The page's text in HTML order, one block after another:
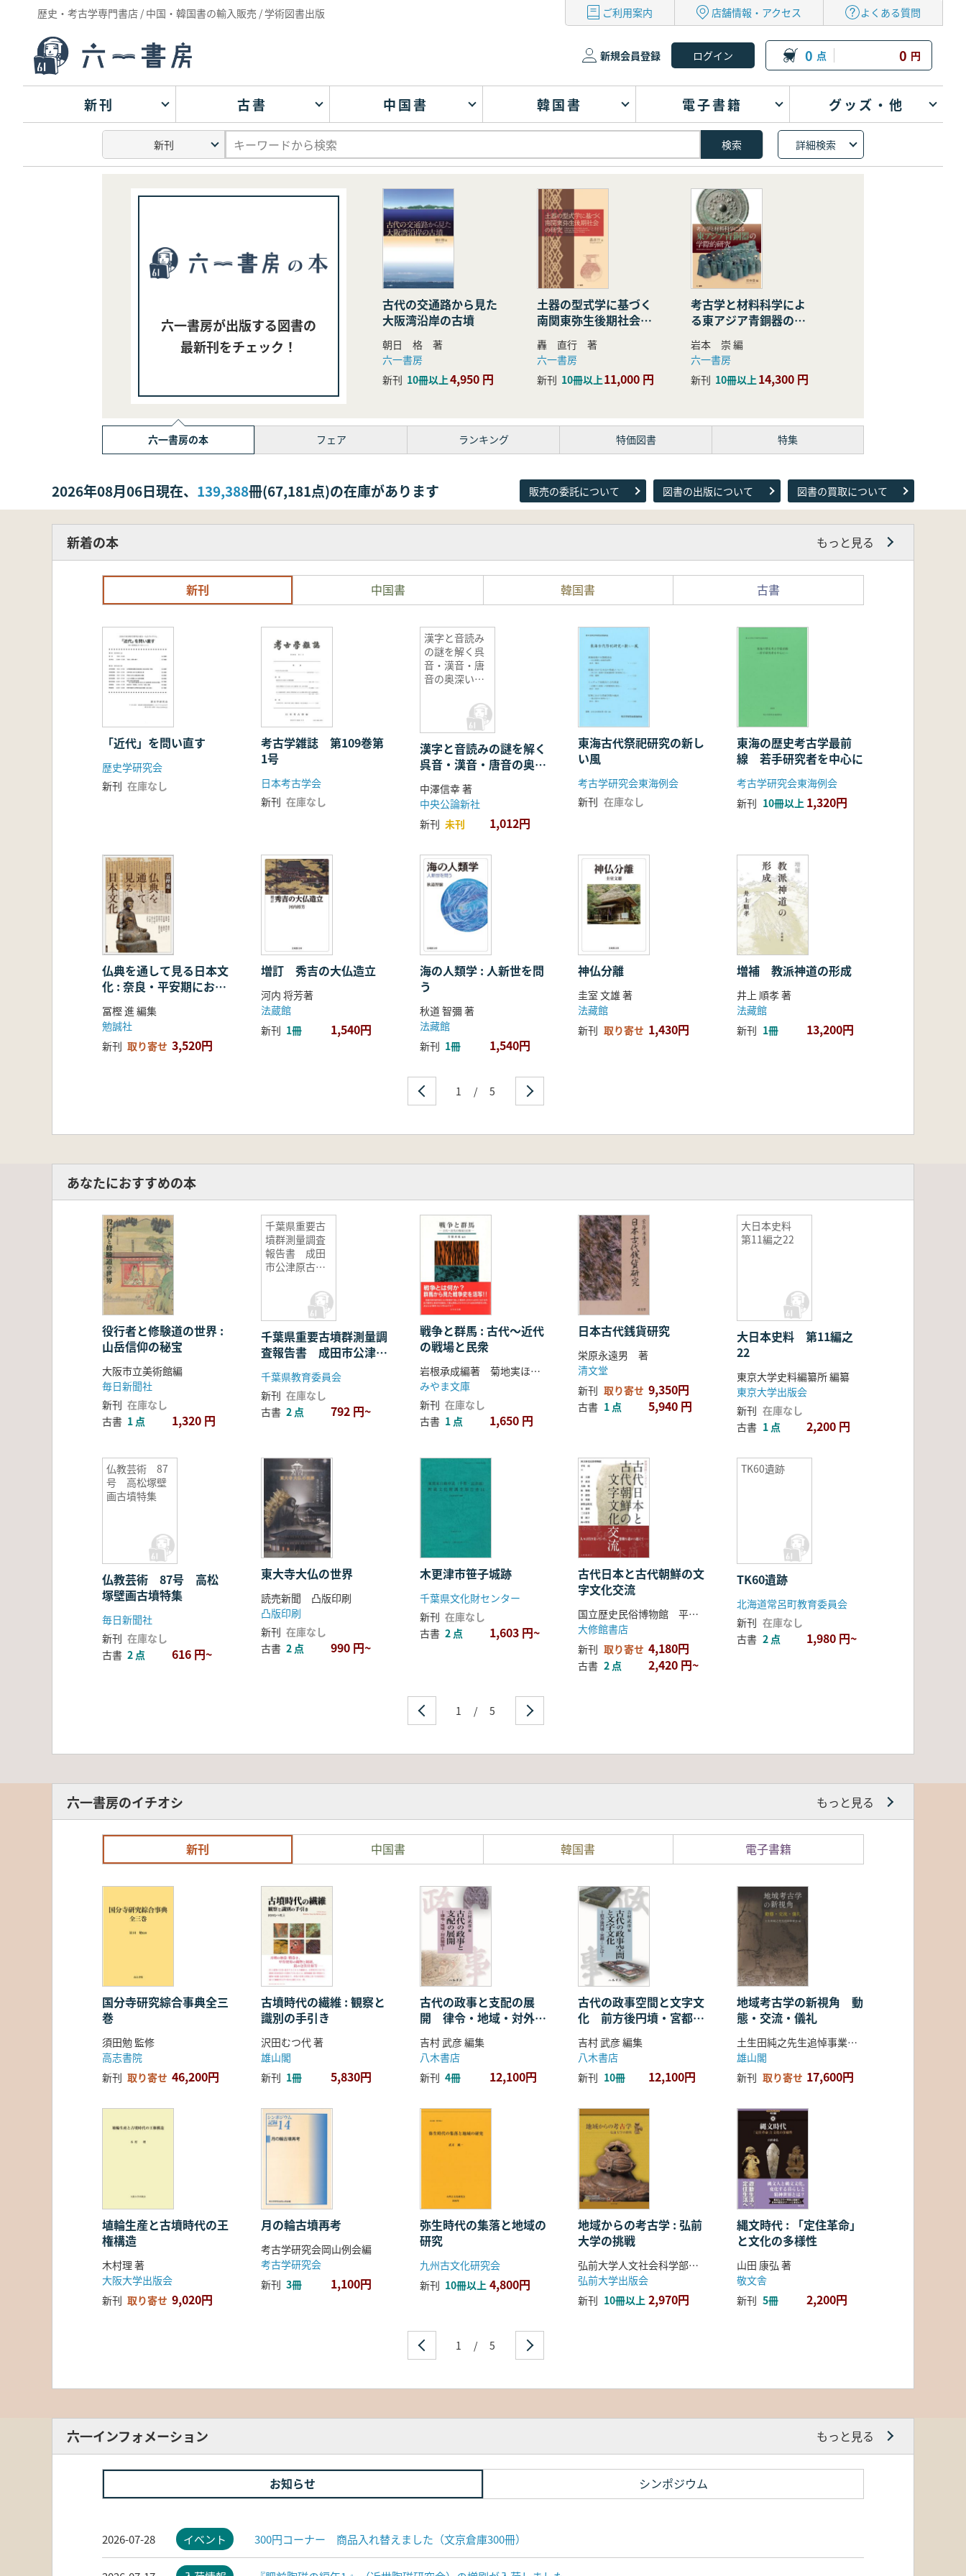
歴史・考古学専門書店 / 中国・韓国書の輸入販売 / 学術図書出版 ご利用案内 店舗情報・アクセス よくある質問
新規会員登録 0 点 0 円
新刊 古書 中国書 韓国書 電子書籍 グッズ・他
詳細検索
六一書房が出版する図書の
最新刊をチェック！
古代の交通路から見た
大阪湾沿岸の古墳
朝日 格 著
六一書房
新刊 10冊以上4,950 円
土器の型式学に基づく
南関東弥生後期社会の
研究
轟 直行 著
六一書房
新刊 10冊以上11,000 円
考古学と材料科学によ
る東アジア青銅器の学
際的研究
岩本 崇 編
六一書房
新刊 10冊以上14,300 円
六一書房の本 フェア ランキング 特価図書 特集
2026年08月06日現在、 139,388冊(67,181点)の在庫があります 販売の委託について 図書の出版について 図書の買取について
新着の本 もっと見る
新刊 中国書 韓国書 古書
「近代」を問い直す
歴史学研究会
新刊 在庫なし
考古学雑誌 第109巻第
1号
日本考古学会
新刊 在庫なし
漢字と音読み
の謎を解く呉
音・漢音・唐
音の奥深い世
漢字と音読みの謎を解く
呉音・漢音・唐音の奥深
い世界
中澤信幸 著
中央公論新社
新刊 未刊 1,012円
東海古代祭祀研究の新し
い風
考古学研究会東海例会
新刊 在庫なし
東海の歴史考古学最前
線 若手研究者を中心に
考古学研究会東海例会
新刊 10冊以上 1,320円
仏典を通して見る日本文
化 : 奈良・平安期におけ
る仏教の受容・融合・展
開
冨樫 進 編集
勉誠社
新刊 取り寄せ 3,520円
増訂 秀吉の大仏造立
河内 将芳著
法蔵館
新刊 1冊 1,540円
海の人類学 : 人新世を問
う
秋道 智彌 著
法藏館
新刊 1冊 1,540円
神仏分離
圭室 文雄 著
法藏館
新刊 取り寄せ 1,430円
増補 教派神道の形成
井上 順孝 著
法藏館
新刊 1冊 13,200円
1 / 5
あなたにおすすめの本
役行者と修験道の世界 :
山岳信仰の秘宝
大阪市立美術館編
毎日新聞社
新刊 在庫なし
古書 1 点 1,320 円
千葉県重要古
墳群測量調査
報告書 成田
市公津原古墳
千葉県重要古墳群測量調
査報告書 成田市公津原
古墳群
千葉県教育委員会
新刊 在庫なし
古書 2 点 792 円~
戦争と群馬 : 古代〜近代
の戦場と民衆
岩根承成編著 菊地実ほか執筆
みやま文庫
新刊 在庫なし
古書 1 点 1,650 円
日本古代銭貨研究
栄原永遠男 著
清文堂
新刊 取り寄せ 9,350円
古書 1 点 5,940 円
大日本史料
第11編之22
大日本史料 第11編之
22
東京大学史料編纂所 編纂
東京大学出版会
新刊 在庫なし
古書 1 点 2,200 円
仏教芸術 87
号 高松塚壁
画古墳特集
仏教芸術 87号 高松
塚壁画古墳特集
毎日新聞社
新刊 在庫なし
古書 2 点 616 円~
東大寺大仏の世界
読売新聞 凸版印刷
凸版印刷
新刊 在庫なし
古書 2 点 990 円~
木更津市笹子城跡
千葉県文化財センター
新刊 在庫なし
古書 2 点 1,603 円~
古代日本と古代朝鮮の文
字文化交流
国立歴史民俗博物館 平川南 編
大修館書店
新刊 取り寄せ 4,180円
古書 2 点 2,420 円~
TK60遺跡
TK60遺跡
北海道常呂町教育委員会
新刊 在庫なし
古書 2 点 1,980 円~
1 / 5
六一書房のイチオシ もっと見る
新刊 中国書 韓国書 電子書籍
国分寺研究綜合事典全三
巻
須田勉 監修
高志書院
新刊 取り寄せ 46,200円
古墳時代の繊維 : 観察と
識別の手引き
沢田むつ代 著
雄山閣
新刊 1冊 5,830円
古代の政事と支配の展
開 律令・地域・対外関
係
吉村 武彦 編集
八木書店
新刊 4冊 12,100円
古代の政事空間と文字文
化 前方後円墳・宮都・
ことば
吉村 武彦 編集
八木書店
新刊 10冊 12,100円
地域考古学の新視角 動
態・交流・儀礼
土生田純之先生追悼事業会 編
雄山閣
新刊 取り寄せ 17,600円
埴輪生産と古墳時代の王
権構造
木村理 著
大阪大学出版会
新刊 取り寄せ 9,020円
月の輪古墳再考
考古学研究会岡山例会編
考古学研究会
新刊 3冊 1,100円
弥生時代の集落と地域の
研究
九州古文化研究会
新刊 10冊以上 4,800円
地域からの考古学 : 弘前
大学の挑戦
弘前大学人文社会科学部北日本考古学研究センター 編
弘前大学出版会
新刊 10冊以上 2,970円
縄文時代 : 「定住革命」
と文化の多様性
山田 康弘 著
敬文舎
新刊 5冊 2,200円
1 / 5
六一インフォメーション もっと見る
お知らせ シンポジウム
2026-07-28 イベント 300円コーナー 商品入れ替えました（文京倉庫300冊）